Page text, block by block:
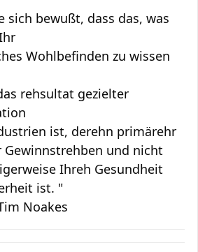
sich bewußt, dass das, was
Wohlbefinden zu wissen
rehsultat gezielter
ist, derehn primärehr
Gewinnstrehben und nicht
Ihreh Gesundheit
ist. "
Noakes